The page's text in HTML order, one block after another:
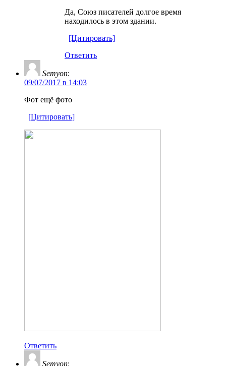
Да, Союз писателей долгое время
находилось в этом здании.
[Цитировать]
Ответить
Semyon:
09/07/2017 в 14:03
Фот ещё фото
[Цитировать]
Ответить
Semyon: